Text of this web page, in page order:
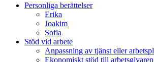
Personliga berättelser
Erika
Joakim
Sofia
Stöd vid arbete
Anpassning av tjänst eller
Ekonomiskt stöd till arbetsgivaren